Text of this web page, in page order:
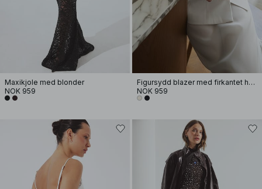
Maxikjole med blonder
NOK 959
Figursydd blazer med firkantet hals
NOK 959